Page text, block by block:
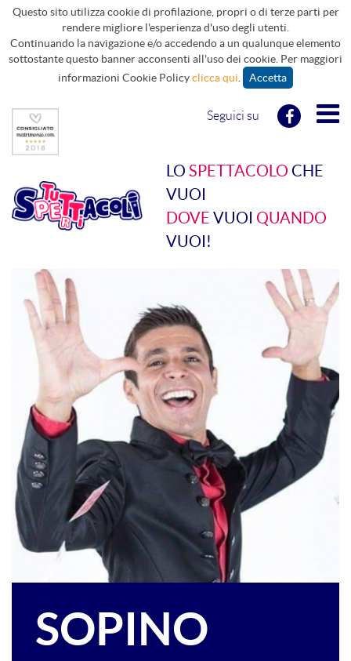
Questo sito utilizza cookie di profilazione, propri o di terze parti per
rendere migliore l'esperienza d'uso degli utenti.
Continuando la navigazione e/o accedendo a un qualunque elemento
sottostante questo banner acconsenti all'uso dei cookie. Per maggiori
informazioni Cookie Policyclicca qui Accetta
Seguici su
LO SPETTACOLO CHE
VUOI
DOVE VUOI QUANDO
VUOI!
SOPINO